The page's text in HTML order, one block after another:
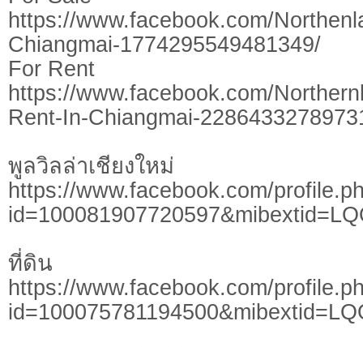
https://www.facebook.com/
Chiangmai-1774295549481349/
For Rent
https://www.facebook.com/
Rent-In-Chiangmai-
พูลวิลล่าเชียงใหม่
https://www.facebook.com/
ที่ดิน
https://www.facebook.com/